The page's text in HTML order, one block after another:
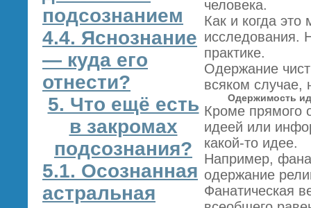
подсознанием
4.4. Яснознание
— куда его
отнести?
5. Что ещё есть
в закромах
подсознания?
5.1. Осознанная
астральная
человека.
Как и когда
исследования.
практике.
Одержание
всяком случае,
Одержимость
Кроме прямого
идеей или
какой-то идее.
Например,
одержание
Фанатическая